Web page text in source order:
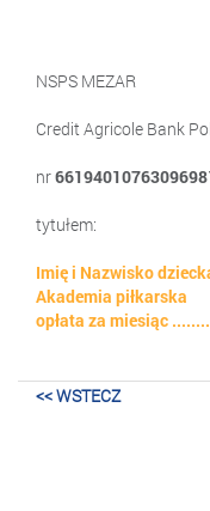
NSPS MEZAR
Credit Agricole Bank
nr
tytułem:
Imię i Nazwisko
Akademia piłkarska
opłata za miesiąc
<< WSTECZ